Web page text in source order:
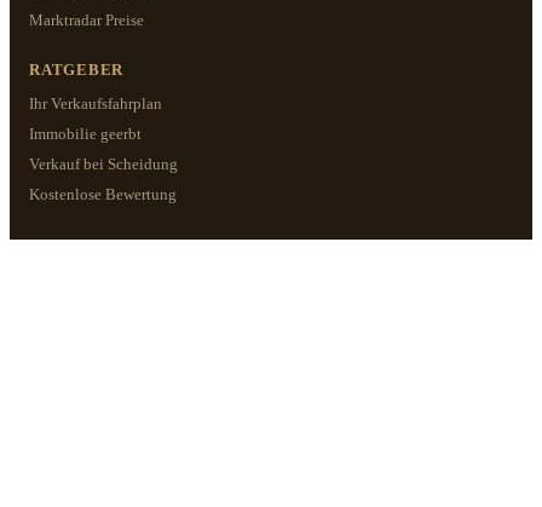
Marktradar Preise
RATGEBER
Ihr Verkaufsfahrplan
Immobilie geerbt
Verkauf bei Scheidung
Kostenlose Bewertung